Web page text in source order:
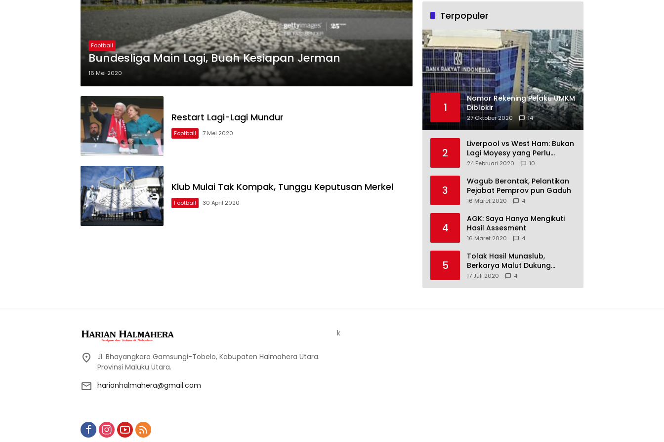
Football
Bundesliga Main Lagi, Buah Kesiapan Jerman
16 Mei 2020
Restart Lagi-Lagi Mundur
Football 7 Mei 2020
Klub Mulai Tak Kompak, Tunggu Keputusan Merkel
Football 30 April 2020
Terpopuler
1
Nomor Rekening Pelaku UMKM
Diblokir
27 Oktober 2020 14
2
Liverpool vs West Ham: Bukan
Lagi Moyesy yang Perlu
Ditakuti
24 Februari 2020 10
3
Wagub Berontak, Pelantikan
Pejabat Pemprov pun Gaduh
16 Maret 2020 4
4
AGK: Saya Hanya Mengikuti
Hasil Assesment
16 Maret 2020 4
5
Tolak Hasil Munaslub,
Berkarya Malut Dukung
Tommy Soeharto
17 Juli 2020 4
Jl. Bhayangkara Gamsungi-Tobelo, Kabupaten Halmahera Utara.
Provinsi Maluku Utara.
harianhalmahera@gmail.com
k